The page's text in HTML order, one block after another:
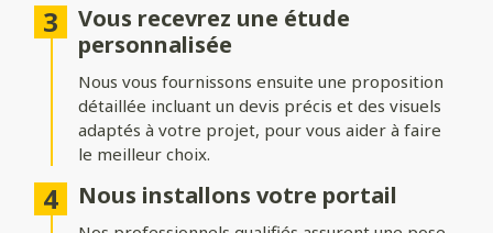
: une touche classique et raffinée.
Occultation
Adaptez le niveau d’intimité et d’aération de votre portail :
Portail plein: : pour une intimité maximale et une protection
Portail semi-ajouré
Vous recevrez une étude
personnalisée
Nous vous fournissons ensuite une proposition
détaillée incluant un devis précis et des visuels
adaptés à votre projet, pour vous aider à faire
le meilleur choix.
Nous installons votre portail